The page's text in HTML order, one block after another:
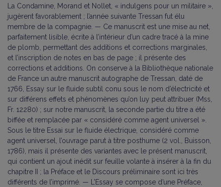
La Condamine, Morand et Nollet, « indulgens pour un militaire »,
jugèrent favorablement ; l’année suivante Tressan fut élu
membre de la compagnie. — Ce manuscrit est une mise au net,
parfaitement lisible, écrite à l’intérieur d’un cadre tracé à la mine
de plomb, permettant des additions et corrections marginales,
et l’inscription de notes en bas de page ; il présente des
corrections et additions. On conserve à la Bibliothèque nationale
de France un autre manuscrit autographe de Tressan, daté de
1766, Essay sur le fluide subtil conu sous le nom d’électricité et
sur différens effets et phénomènes qu’on luy peut attribuer (Mss,
Fr. 12280) ; sur notre manuscrit, la seconde partie du titre a été
biffée et remplacée par « considéré comme agent universel ».
Sous le titre Essai sur le fluide électrique, considéré comme
agent universel, l’ouvrage parut à titre posthume (2 vol., Buisson,
1786), mais il présente des variantes avec le présent manuscrit,
qui contient un ajout inédit sur feuille volante à insérer à la fin du
chapitre II ; la Préface et le Discours préliminaire sont ici très
différents de l’imprimé. — L’Essay se compose d’une Préface,